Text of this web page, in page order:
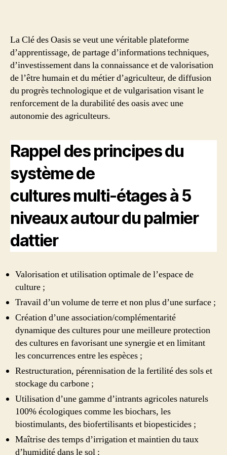
La Clé des Oasis se veut une véritable plateforme
d’apprentissage, de partage d’informations techniques,
d’investissement dans la connaissance et de valorisation
de l’être humain et du métier d’agriculteur, de diffusion
du progrès technologique et de vulgarisation visant le
renforcement de la durabilité des oasis avec une
autonomie des agriculteurs.
Rappel des principes du
système de
cultures multi-étages à 5
niveaux autour du palmier
dattier
Valorisation et utilisation optimale de l’espace de
culture ;
Travail d’un volume de terre et non plus d’une surface ;
Création d’une association/complémentarité
dynamique des cultures pour une meilleure protection
des cultures en favorisant une synergie et en limitant
les concurrences entre les espèces ;
Restructuration, pérennisation de la fertilité des sols et
stockage du carbone ;
Utilisation d’une gamme d’intrants agricoles naturels
100% écologiques comme les biochars, les
biostimulants, des biofertilisants et biopesticides ;
Maîtrise des temps d’irrigation et maintien du taux
d’humidité dans le sol ;